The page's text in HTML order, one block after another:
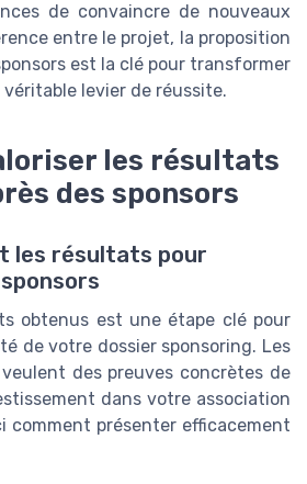
de convaincre de nouveaux
entre le projet, la proposition
est la clé pour transformer
levier de réussite.
les résultats
des sponsors
les résultats pour
obtenus est une étape clé pour
de votre dossier sponsoring. Les
des preuves concrètes de
dans votre association
comment présenter efficacement